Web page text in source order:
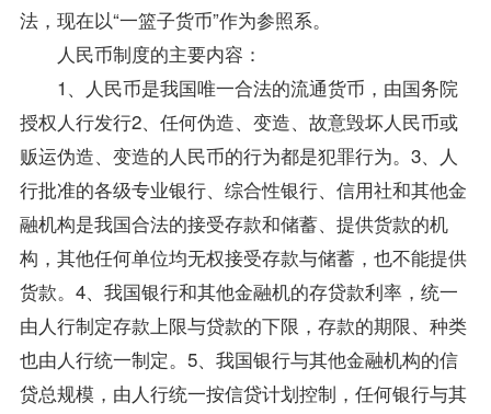
法，现在以“一篮子货币”作为参照系。
人民币制度的主要内容：
1、人民币是我国唯一合法的流通货币，由国务院
授权人行发行2、任何伪造、变造、故意毁坏人民币或
贩运伪造、变造的人民币的行为都是犯罪行为。3、人
行批准的各级专业银行、综合性银行、信用社和其他金
融机构是我国合法的接受存款和储蓄、提供货款的机
构，其他任何单位均无权接受存款与储蓄，也不能提供
货款。4、我国银行和其他金融机的存贷款利率，统一
由人行制定存款上限与贷款的下限，存款的期限、种类
也由人行统一制定。5、我国银行与其他金融机构的信
贷总规模，由人行统一按信贷计划控制，任何银行与其